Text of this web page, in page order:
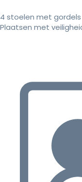
4 stoelen met gordels
Plaatsen met